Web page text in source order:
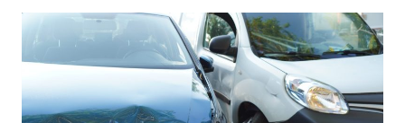
AFGESLOTEN
NA
ZWAAR
ONGEVAL,
BESTUURDER
AANGEHOUDEN